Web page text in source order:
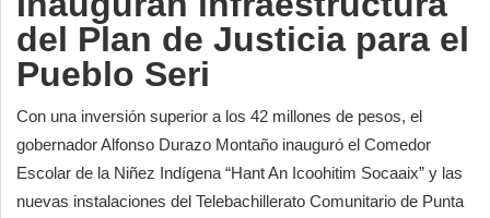
del Plan de Justicia para el
Pueblo Seri
Con una inversión superior a los 42 millones de pesos, el
gobernador Alfonso Durazo Montaño inauguró el Comedor
Escolar de la Niñez Indígena “Hant An Icoohitim Socaaix” y las
nuevas instalaciones del Telebachillerato Comunitario de Punta